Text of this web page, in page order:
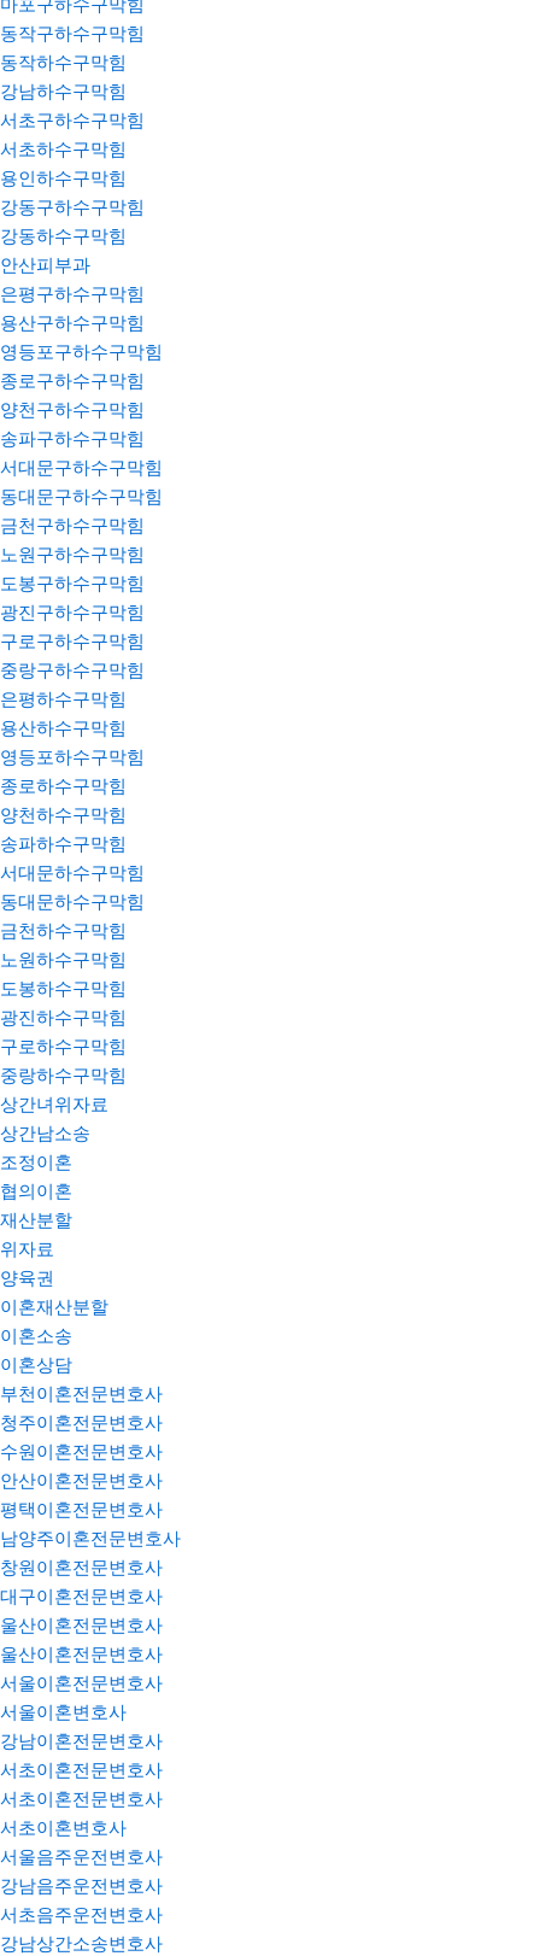
마포구하수구막힘
동작구하수구막힘
동작하수구막힘
강남하수구막힘
서초구하수구막힘
서초하수구막힘
용인하수구막힘
강동구하수구막힘
강동하수구막힘
안산피부과
은평구하수구막힘
용산구하수구막힘
영등포구하수구막힘
종로구하수구막힘
양천구하수구막힘
송파구하수구막힘
서대문구하수구막힘
동대문구하수구막힘
금천구하수구막힘
노원구하수구막힘
도봉구하수구막힘
광진구하수구막힘
구로구하수구막힘
중랑구하수구막힘
은평하수구막힘
용산하수구막힘
영등포하수구막힘
종로하수구막힘
양천하수구막힘
송파하수구막힘
서대문하수구막힘
동대문하수구막힘
금천하수구막힘
노원하수구막힘
도봉하수구막힘
광진하수구막힘
구로하수구막힘
중랑하수구막힘
상간녀위자료
상간남소송
조정이혼
협의이혼
재산분할
위자료
양육권
이혼재산분할
이혼소송
이혼상담
부천이혼전문변호사
청주이혼전문변호사
수원이혼전문변호사
안산이혼전문변호사
평택이혼전문변호사
남양주이혼전문변호사
창원이혼전문변호사
대구이혼전문변호사
울산이혼전문변호사
울산이혼전문변호사
서울이혼전문변호사
서울이혼변호사
강남이혼전문변호사
서초이혼전문변호사
서초이혼전문변호사
서초이혼변호사
서울음주운전변호사
강남음주운전변호사
서초음주운전변호사
강남상간소송변호사